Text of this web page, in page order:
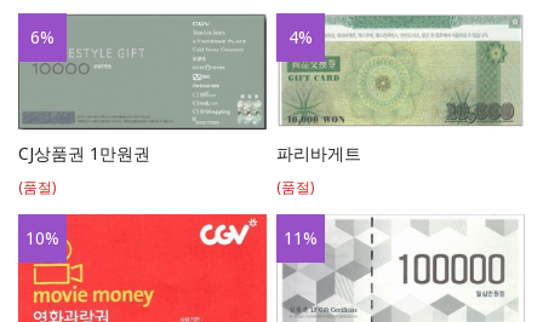
6%
CJ상품권 1만원권
(품절)
4%
파리바게트
(품절)
10% 11%